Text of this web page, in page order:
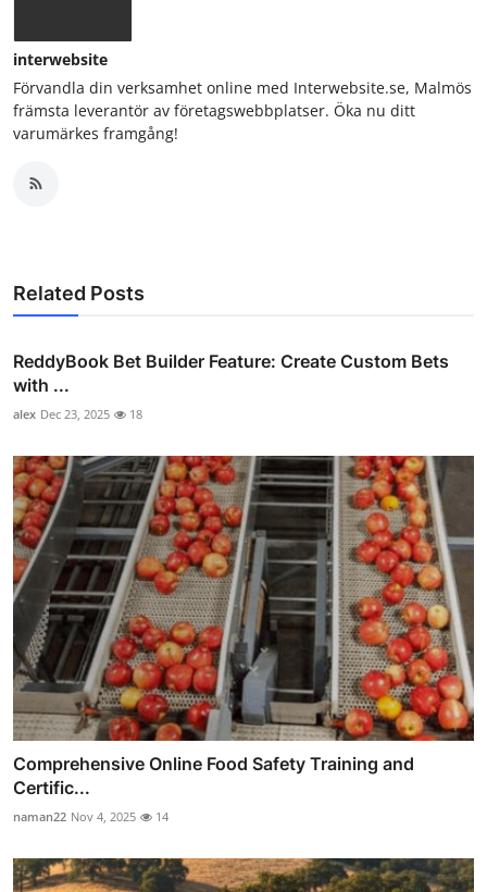
interwebsite
Förvandla din verksamhet online med Interwebsite.se, Malmös
främsta leverantör av företagswebbplatser. Öka nu ditt
varumärkes framgång!
Related Posts
ReddyBook Bet Builder Feature: Create Custom Bets
with ...
alex Dec 23, 2025 18
Comprehensive Online Food Safety Training and
Certific...
naman22 Nov 4, 2025 14